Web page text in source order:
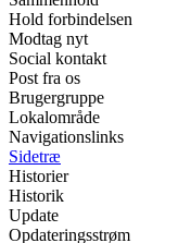
Hold forbindelsen
Modtag nyt
Social kontakt
Post fra os
Brugergruppe
Lokalområde
Navigationslinks
Sidetræ
Historier
Historik
Update
Opdateringsstrøm